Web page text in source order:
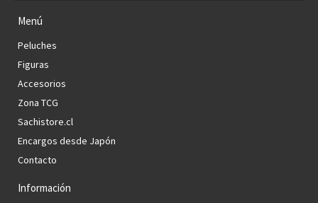
Menú
Peluches
Figuras
Accesorios
Zona TCG
Sachistore.cl
Encargos desde Japón
Contacto
Información